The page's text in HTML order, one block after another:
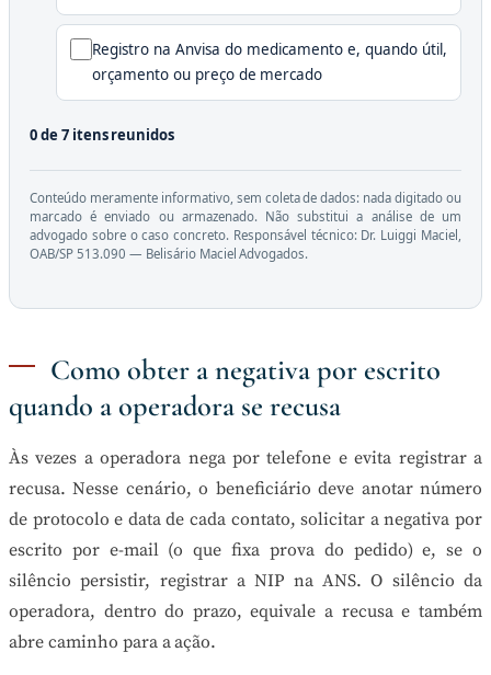
Registro na Anvisa do medicamento e, quando útil,
orçamento ou preço de mercado
0 de 7 itens reunidos
Conteúdo meramente informativo, sem coleta de dados: nada digitado ou
marcado é enviado ou armazenado. Não substitui a análise de um
advogado sobre o caso concreto. Responsável técnico: Dr. Luiggi Maciel,
OAB/SP 513.090 — Belisário Maciel Advogados.
Como obter a negativa por escrito
quando a operadora se recusa
Às vezes a operadora nega por telefone e evita registrar a
recusa. Nesse cenário, o beneficiário deve anotar número
de protocolo e data de cada contato, solicitar a negativa por
escrito por e-mail (o que fixa prova do pedido) e, se o
silêncio persistir, registrar a NIP na ANS. O silêncio da
operadora, dentro do prazo, equivale a recusa e também
abre caminho para a ação.